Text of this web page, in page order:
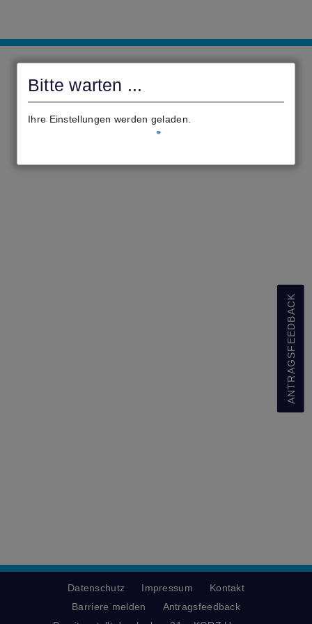
Bitte warten ...
Ihre Einstellungen werden geladen.
ANTRAGSFEEDBACK
Datenschutz Impressum
Kontakt
Barriere melden
Antragsfeedback